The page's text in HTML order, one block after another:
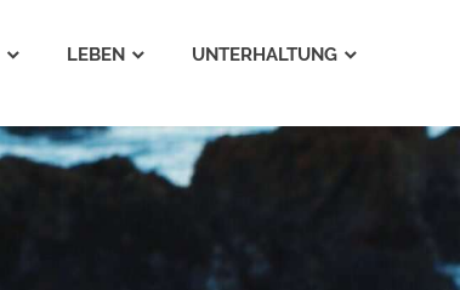
LEBEN UNTERHALTUNG